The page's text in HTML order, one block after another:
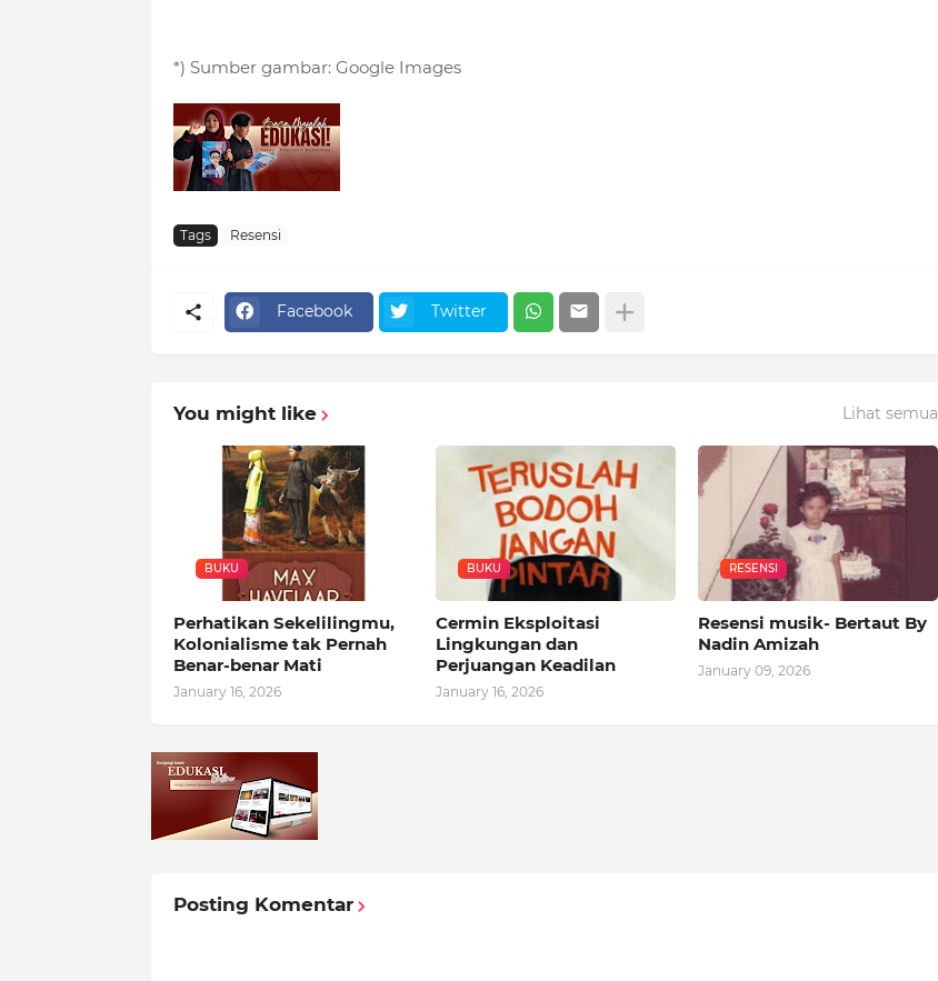
*) Sumber gambar: Google Images
Tags Resensi
Facebook Twitter
You might like Lihat semua
BUKU
Perhatikan Sekelilingmu,
Kolonialisme tak Pernah
Benar-benar Mati
January 16, 2026
BUKU
Cermin Eksploitasi
Lingkungan dan
Perjuangan Keadilan
January 16, 2026
RESENSI
Resensi musik- Bertaut By
Nadin Amizah
January 09, 2026
Posting Komentar